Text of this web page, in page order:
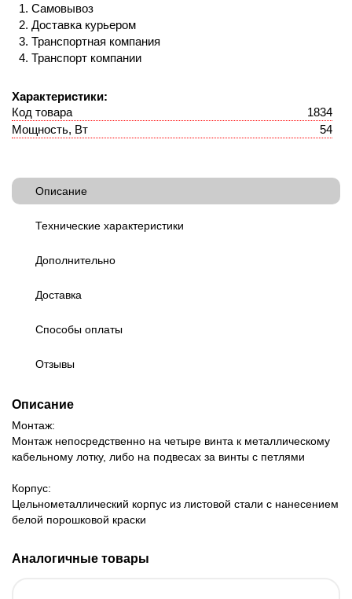
Самовывоз
Доставка курьером
Транспортная компания
Транспорт компании
Характеристики:
Код товара
1834
Мощность, Вт
54
Описание
Технические характеристики
Дополнительно
Доставка
Способы оплаты
Отзывы
Описание
Монтаж:
Монтаж непосредственно на четыре винта к металлическому
кабельному лотку, либо на подвесах за винты с петлями
Корпус:
Цельнометаллический корпус из листовой стали с нанесением
белой порошковой краски
Аналогичные товары